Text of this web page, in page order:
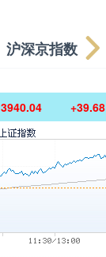
沪深京指数
3940.04 +39.68